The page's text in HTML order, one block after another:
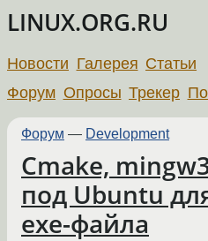
LINUX.ORG.RU
Новости Галерея Статьи
Форум Опросы Трекер
Форум — Development
Cmake,
под Ubuntu
exe-файла